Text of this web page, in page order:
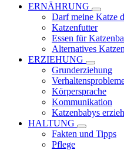
ERNÄHRUNG
Darf meine Katze
Katzenfutter
Essen für
Alternatives
ERZIEHUNG
Grunderziehung
Körpersprache
Kommunikation
Katzenbabys
HALTUNG
Fakten und Tipps
Pflege